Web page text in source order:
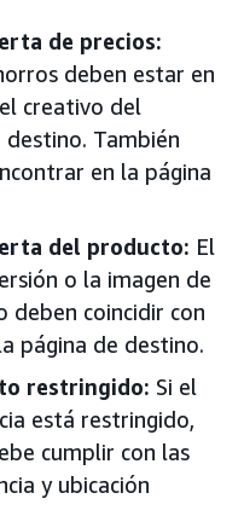
de precios:
deben estar en
creativo del
destino. También
en la página
del producto: El
o la imagen de
deben coincidir con
página de destino.
restringido: Si el
está restringido,
cumplir con las
y ubicación